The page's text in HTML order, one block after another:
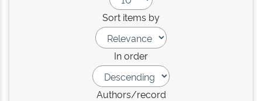
Sort items by
In order
Authors/record